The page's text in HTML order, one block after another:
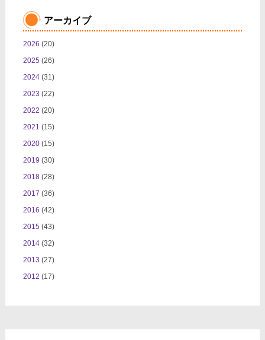
アーカイブ
2026 (20)
2025 (26)
2024(31)
2023 (22)
2022 (20)
2021 (15)
2020(15)
2019 (30)
2018(28)
2017 (36)
2016 (42)
2015 (43)
2014(32)
2013 (27)
2012 (17)